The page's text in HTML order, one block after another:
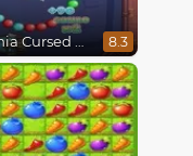
Totemia Cursed Marbles 8.3